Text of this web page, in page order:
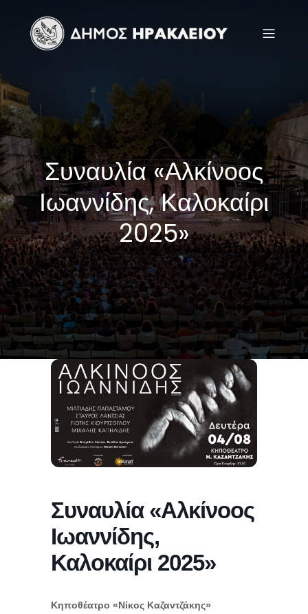
Συναυλία «Αλκίνοος
Ιωαννίδης, Καλοκαίρι
2025»
Συναυλία «Αλκίνοος
Ιωαννίδης,
Καλοκαίρι 2025»
Κηποθέατρο «Νίκος Καζαντζάκης»